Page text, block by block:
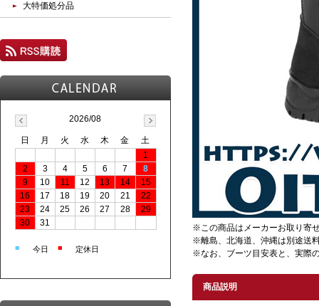
※この商品はメーカーお取り寄
※離島、北海道、沖縄は別途送
※なお、ブーツ目安表と、実際
商品説明
大特価処分品
2026/08
日 月 火 水 木 金
土
1
2
3 4 5 6 7
8
9
10 11 12 13 14
15
16
17 18 19 20 21
22
23
24 25 26 27 28
29
30
31
■ 今日 ■ 定休日